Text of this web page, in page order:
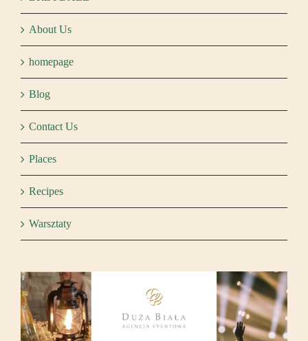
About Us
homepage
Blog
Contact Us
Places
Recipes
Warsztaty